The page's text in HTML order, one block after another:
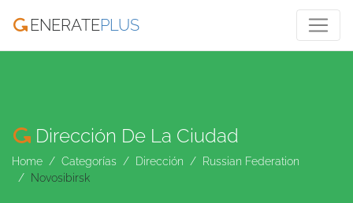
ENERATEPLUS
Dirección De La Ciudad
Home Categorías Dirección
Russian Federation
Novosibirsk